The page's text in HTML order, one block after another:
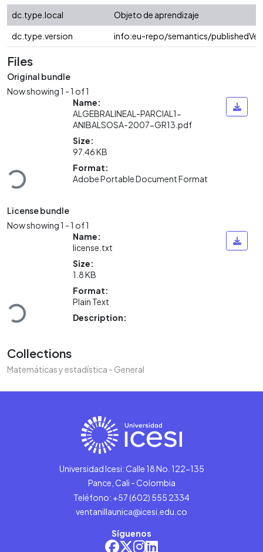
dc.type.local
Objeto de aprendizaje
dc.type.version
info:eu-repo/semantics/
Files
Original bundle
Now showing1 - 1 of 1
Loading...
Name:
ALGEBRALINEAL-PARCIAL1-
ANIBALSOSA-2007-GR13.pdf
Size:
97.46 KB
Format:
Adobe Portable Document Format
License bundle
Now showing1 - 1 of 1
Loading...
Name:
license.txt
Size:
1.8 KB
Format:
Plain Text
Description:
Collections
Matemáticas y estadística - General
Universidad Icesi: Calle 18 No. 122-135
Pance, Cali - Colombia
Teléfono: +57 (602) 555 2334
ventanillaunica@icesi.edu.co
Síguenos